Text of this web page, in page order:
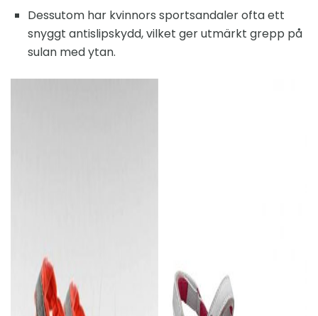
Dessutom har kvinnors sportsandaler ofta ett
snyggt antislipskydd, vilket ger utmärkt grepp på
sulan med ytan.